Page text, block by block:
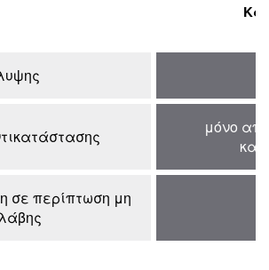
μόνο
σε περίπτωση μη